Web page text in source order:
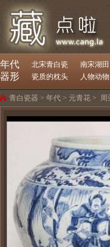
年代 北宋青白瓷 南宋湖田
器形 瓷质的枕头 人物动物
青白瓷器 > 年代 > 元青花 > 周